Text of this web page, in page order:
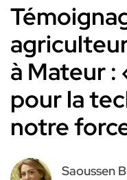
à Mateur :
pour la
notre
Saoussen